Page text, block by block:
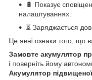
🔋 Показує
налаштуваннях.
⏳ Заряджається
Це явні ознаки того, що
Замовте акумулятор
і поверніть йому
Акумулятор